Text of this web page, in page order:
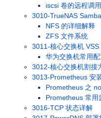
iscsi 卷的远程调用
3010-TrueNAS
NFS 的详细解释
ZFS 文件系统
3011-核心交换机 VSS
华为交换机常用
3012-核心交换机割接
3013-Prometheus 安
Prometheus 之
Prometheus 常用
3016-TCP 状态详解